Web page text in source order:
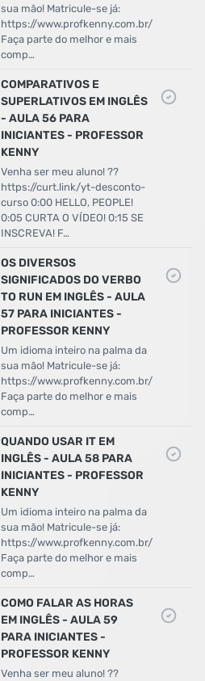
sua mão! Matricule-se já:
https://www.profkenny.com.br/
Faça parte do melhor e mais
comp…
COMPARATIVOS E
SUPERLATIVOS EM INGLÊS
- AULA 56 PARA
INICIANTES - PROFESSOR
KENNY
Venha ser meu aluno! ??
https://curt.link/yt-desconto-
curso 0:00 HELLO, PEOPLE!
0:05 CURTA O VÍDEO! 0:15 SE
INSCREVA! F…
OS DIVERSOS
SIGNIFICADOS DO VERBO
TO RUN EM INGLÊS - AULA
57 PARA INICIANTES -
PROFESSOR KENNY
Um idioma inteiro na palma da
sua mão! Matricule-se já:
https://www.profkenny.com.br/
Faça parte do melhor e mais
comp…
QUANDO USAR IT EM
INGLÊS - AULA 58 PARA
INICIANTES - PROFESSOR
KENNY
Um idioma inteiro na palma da
sua mão! Matricule-se já:
https://www.profkenny.com.br/
Faça parte do melhor e mais
comp…
COMO FALAR AS HORAS
EM INGLÊS - AULA 59
PARA INICIANTES -
PROFESSOR KENNY
Venha ser meu aluno! ??